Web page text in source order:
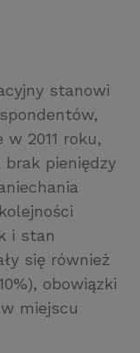
stanowi
2011 roku,
brak pieniędzy
i stan
się również
obowiązki
miejscu